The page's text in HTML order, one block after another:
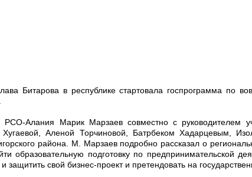
Битарова в республике стартовала госпрограмма по
РСО-Алания Марик Марзаев совместно с руководителем
Аленой Торчиновой, Батрбеком Хадарцевым,
района. М. Марзаев подробно рассказал о
образовательную подготовку по предпринимательской
защитить свой бизнес-проект и претендовать на